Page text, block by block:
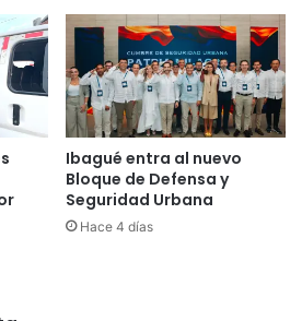
Ibagué entra al nuevo
Bloque de Defensa y
Seguridad Urbana
Hace 4 días